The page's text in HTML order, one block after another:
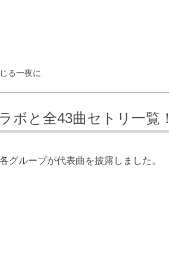
る一夜に
ボと全43曲セトリ一覧！
グループが代表曲を披露しました。